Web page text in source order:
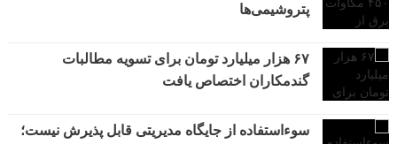
پتروشیمی‌ها
۶۷ هزار میلیارد تومان برای تسویه مطالبات
گندمکاران اختصاص یافت
سوءاستفاده از جایگاه مدیریتی قابل پذیرش نیست؛